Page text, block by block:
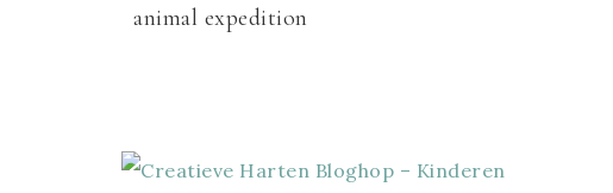
animal expedition